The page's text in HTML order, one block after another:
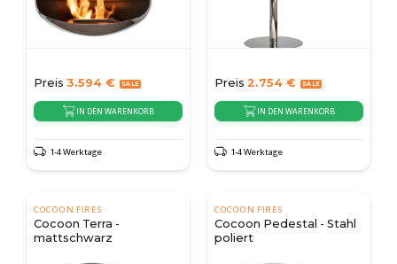
Preis 3.594 €
IN DEN WARENKORB
1-4 Werktage
Preis 2.754 €
IN DEN WARENKORB
1-4 Werktage
COCOON FIRES
Cocoon Terra -
mattschwarz
COCOON FIRES
Cocoon Pedestal - Stahl
poliert